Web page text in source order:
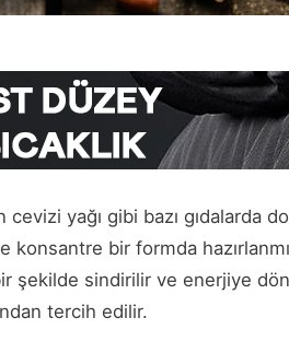
yağı gibi bazı gıdalarda
bir formda
şekilde sindirilir ve enerjiye
tercih edilir.